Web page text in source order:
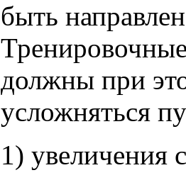
быть
должны при
усложняться
1) увеличения